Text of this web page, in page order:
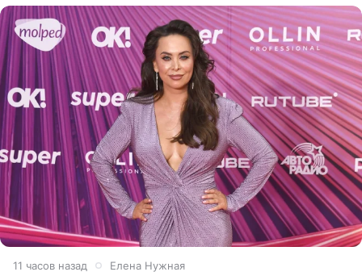
11 часов назад Елена Нужная